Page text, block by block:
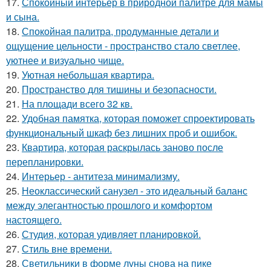
и сына.
18. Спокойная палитра, продуманные детали и
ощущение цельности - пространство стало светлее,
уютнее и визуально чище.
19. Уютная небольшая квартира.
20. Пространство для тишины и безопасности.
21. На площади всего 32 кв.
22. Удобная памятка, которая поможет спроектировать
функциональный шкаф без лишних проб и ошибок.
23. Квартира, которая раскрылась заново после
перепланировки.
24. Интерьер - антитеза минимализму.
25. Неоклассический санузел - это идеальный баланс
между элегантностью прошлого и комфортом
настоящего.
26. Студия, которая удивляет планировкой.
27. Стиль вне времени.
28. Светильники в форме луны снова на пике